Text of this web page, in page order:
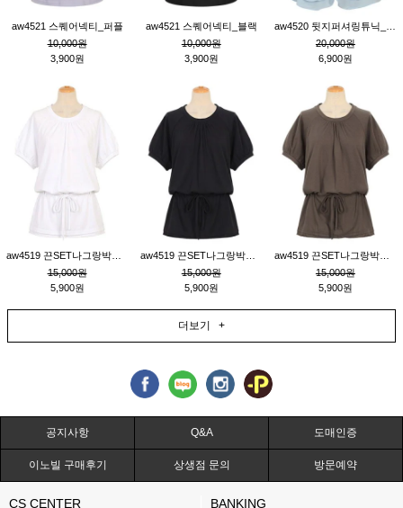
aw4521 스퀘어넥티_퍼플
10,000원
3,900원
aw4521 스퀘어넥티_블랙
10,000원
3,900원
20,000원
6,900원
15,000원
5,900원
15,000원
5,900원
15,000원
5,900원
더보기 +
공지사항 Q&A 도매인증
이노빌 구매후기 상생점 문의 방문예약
CS CENTER BANKING